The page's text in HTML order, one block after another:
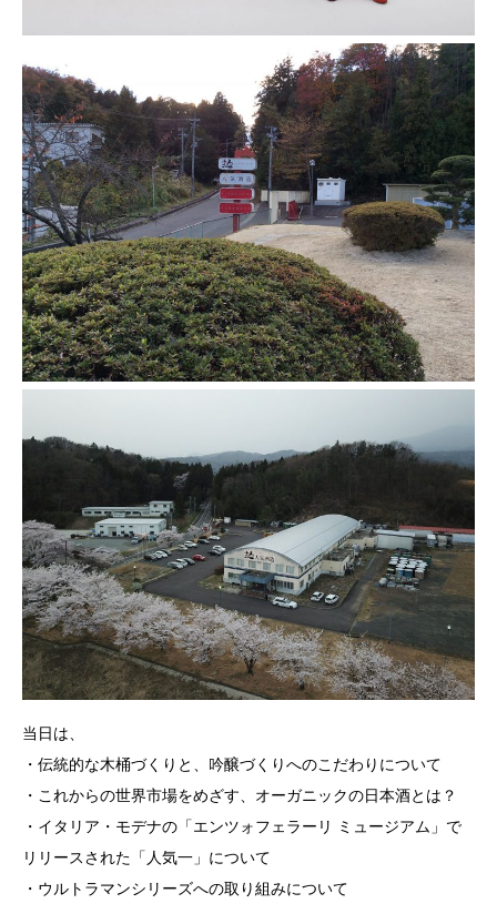
当日は、
・伝統的な木桶づくりと、吟醸づくりへのこだわりについて
・これからの世界市場をめざす、オーガニックの日本酒とは？
・イタリア・モデナの「エンツォフェラーリ ミュージアム」で
リリースされた「人気一」について
・ウルトラマンシリーズへの取り組みについて